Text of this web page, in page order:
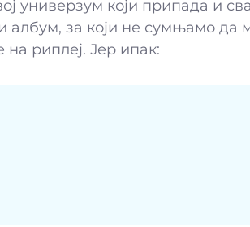
универзум који припада и
албум, за који не сумњамо
риплеј. Јер ипак: